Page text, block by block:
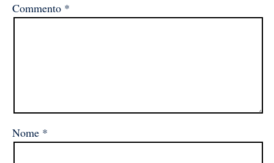
Commento *
Nome *